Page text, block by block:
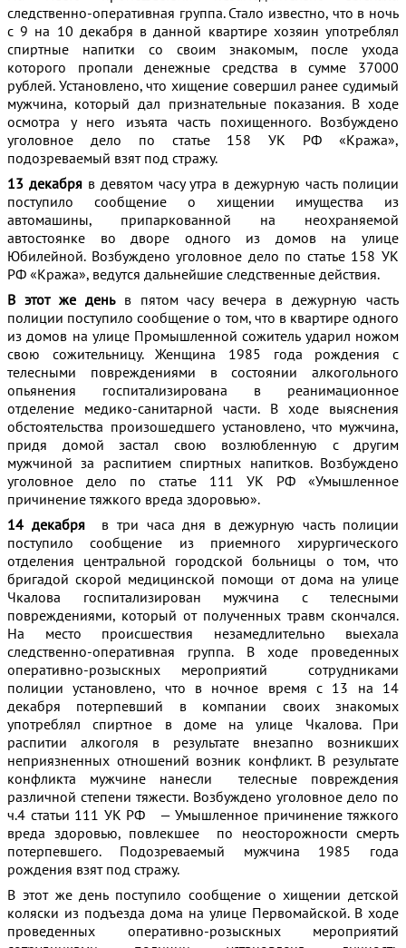
следственно-оперативная группа. Стало известно, что в ночь
с 9 на 10 декабря в данной квартире хозяин употреблял
спиртные напитки со своим знакомым, после ухода
которого пропали денежные средства в сумме 37000
рублей. Установлено, что хищение совершил ранее судимый
мужчина, который дал признательные показания. В ходе
осмотра у него изъята часть похищенного. Возбуждено
уголовное дело по статье 158 УК РФ «Кража»,
подозреваемый взят под стражу.
13 декабряв девятом часу утра в дежурную часть полиции
поступило сообщение о хищении имущества из
автомашины, припаркованной на неохраняемой
автостоянке во дворе одного из домов на улице
Юбилейной. Возбуждено уголовное дело по статье 158 УК
РФ «Кража», ведутся дальнейшие следственные действия.
В этот же деньв пятом часу вечера в дежурную часть
полиции поступило сообщение о том, что в квартире одного
из домов на улице Промышленной сожитель ударил ножом
свою сожительницу. Женщина 1985 года рождения с
телесными повреждениями в состоянии алкогольного
опьянения госпитализирована в реанимационное
отделение медико-санитарной части. В ходе выяснения
обстоятельства произошедшего установлено, что мужчина,
придя домой застал свою возлюбленную с другим
мужчиной за распитием спиртных напитков. Возбуждено
уголовное дело по статье 111 УК РФ «Умышленное
причинение тяжкого вреда здоровью».
14 декабряв три часа дня в дежурную часть полиции
поступило сообщение из приемного хирургического
отделения центральной городской больницы о том, что
бригадой скорой медицинской помощи от дома на улице
Чкалова госпитализирован мужчина с телесными
повреждениями, который от полученных травм скончался.
На место происшествия незамедлительно выехала
следственно-оперативная группа. В ходе проведенных
оперативно-розыскных мероприятий сотрудниками
полиции установлено, что в ночное время с 13 на 14
декабря потерпевший в компании своих знакомых
употреблял спиртное в доме на улице Чкалова. При
распитии алкоголя в результате внезапно возникших
неприязненных отношений возник конфликт. В результате
конфликта мужчине нанесли телесные повреждения
различной степени тяжести. Возбуждено уголовное дело по
ч.4 статьи 111 УК РФ — Умышленное причинение тяжкого
вреда здоровью, повлекшее по неосторожности смерть
потерпевшего. Подозреваемый мужчина 1985 года
рождения взят под стражу.
В этот же день поступило сообщение о хищении детской
коляски из подъезда дома на улице Первомайской. В ходе
проведенных оперативно-розыскных мероприятий